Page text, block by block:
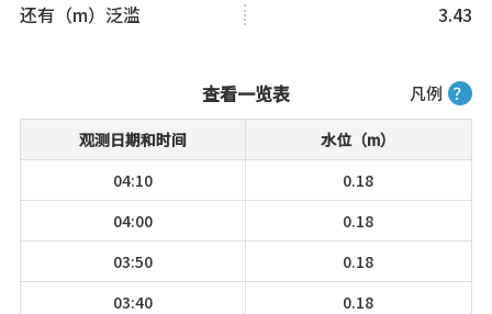
还有（m）泛滥
3.43
凡例 ？
查看一览表
观测日期和时间
水位（m）
04:10
0.18
04:00
0.18
03:50
0.18
03:40
0.18